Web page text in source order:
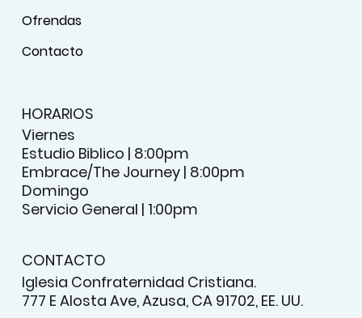
Ofrendas
Contacto
HORARIOS
Viernes
Estudio Biblico | 8:00pm
Embrace/The Journey | 8:00pm
Domingo
Servicio General | 1:00pm
CONTACTO
Iglesia Confraternidad Cristiana.
777 E Alosta Ave, Azusa, CA 91702, EE. UU.